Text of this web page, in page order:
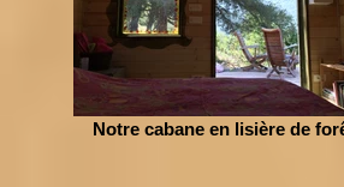
Notre cabane en lisière de